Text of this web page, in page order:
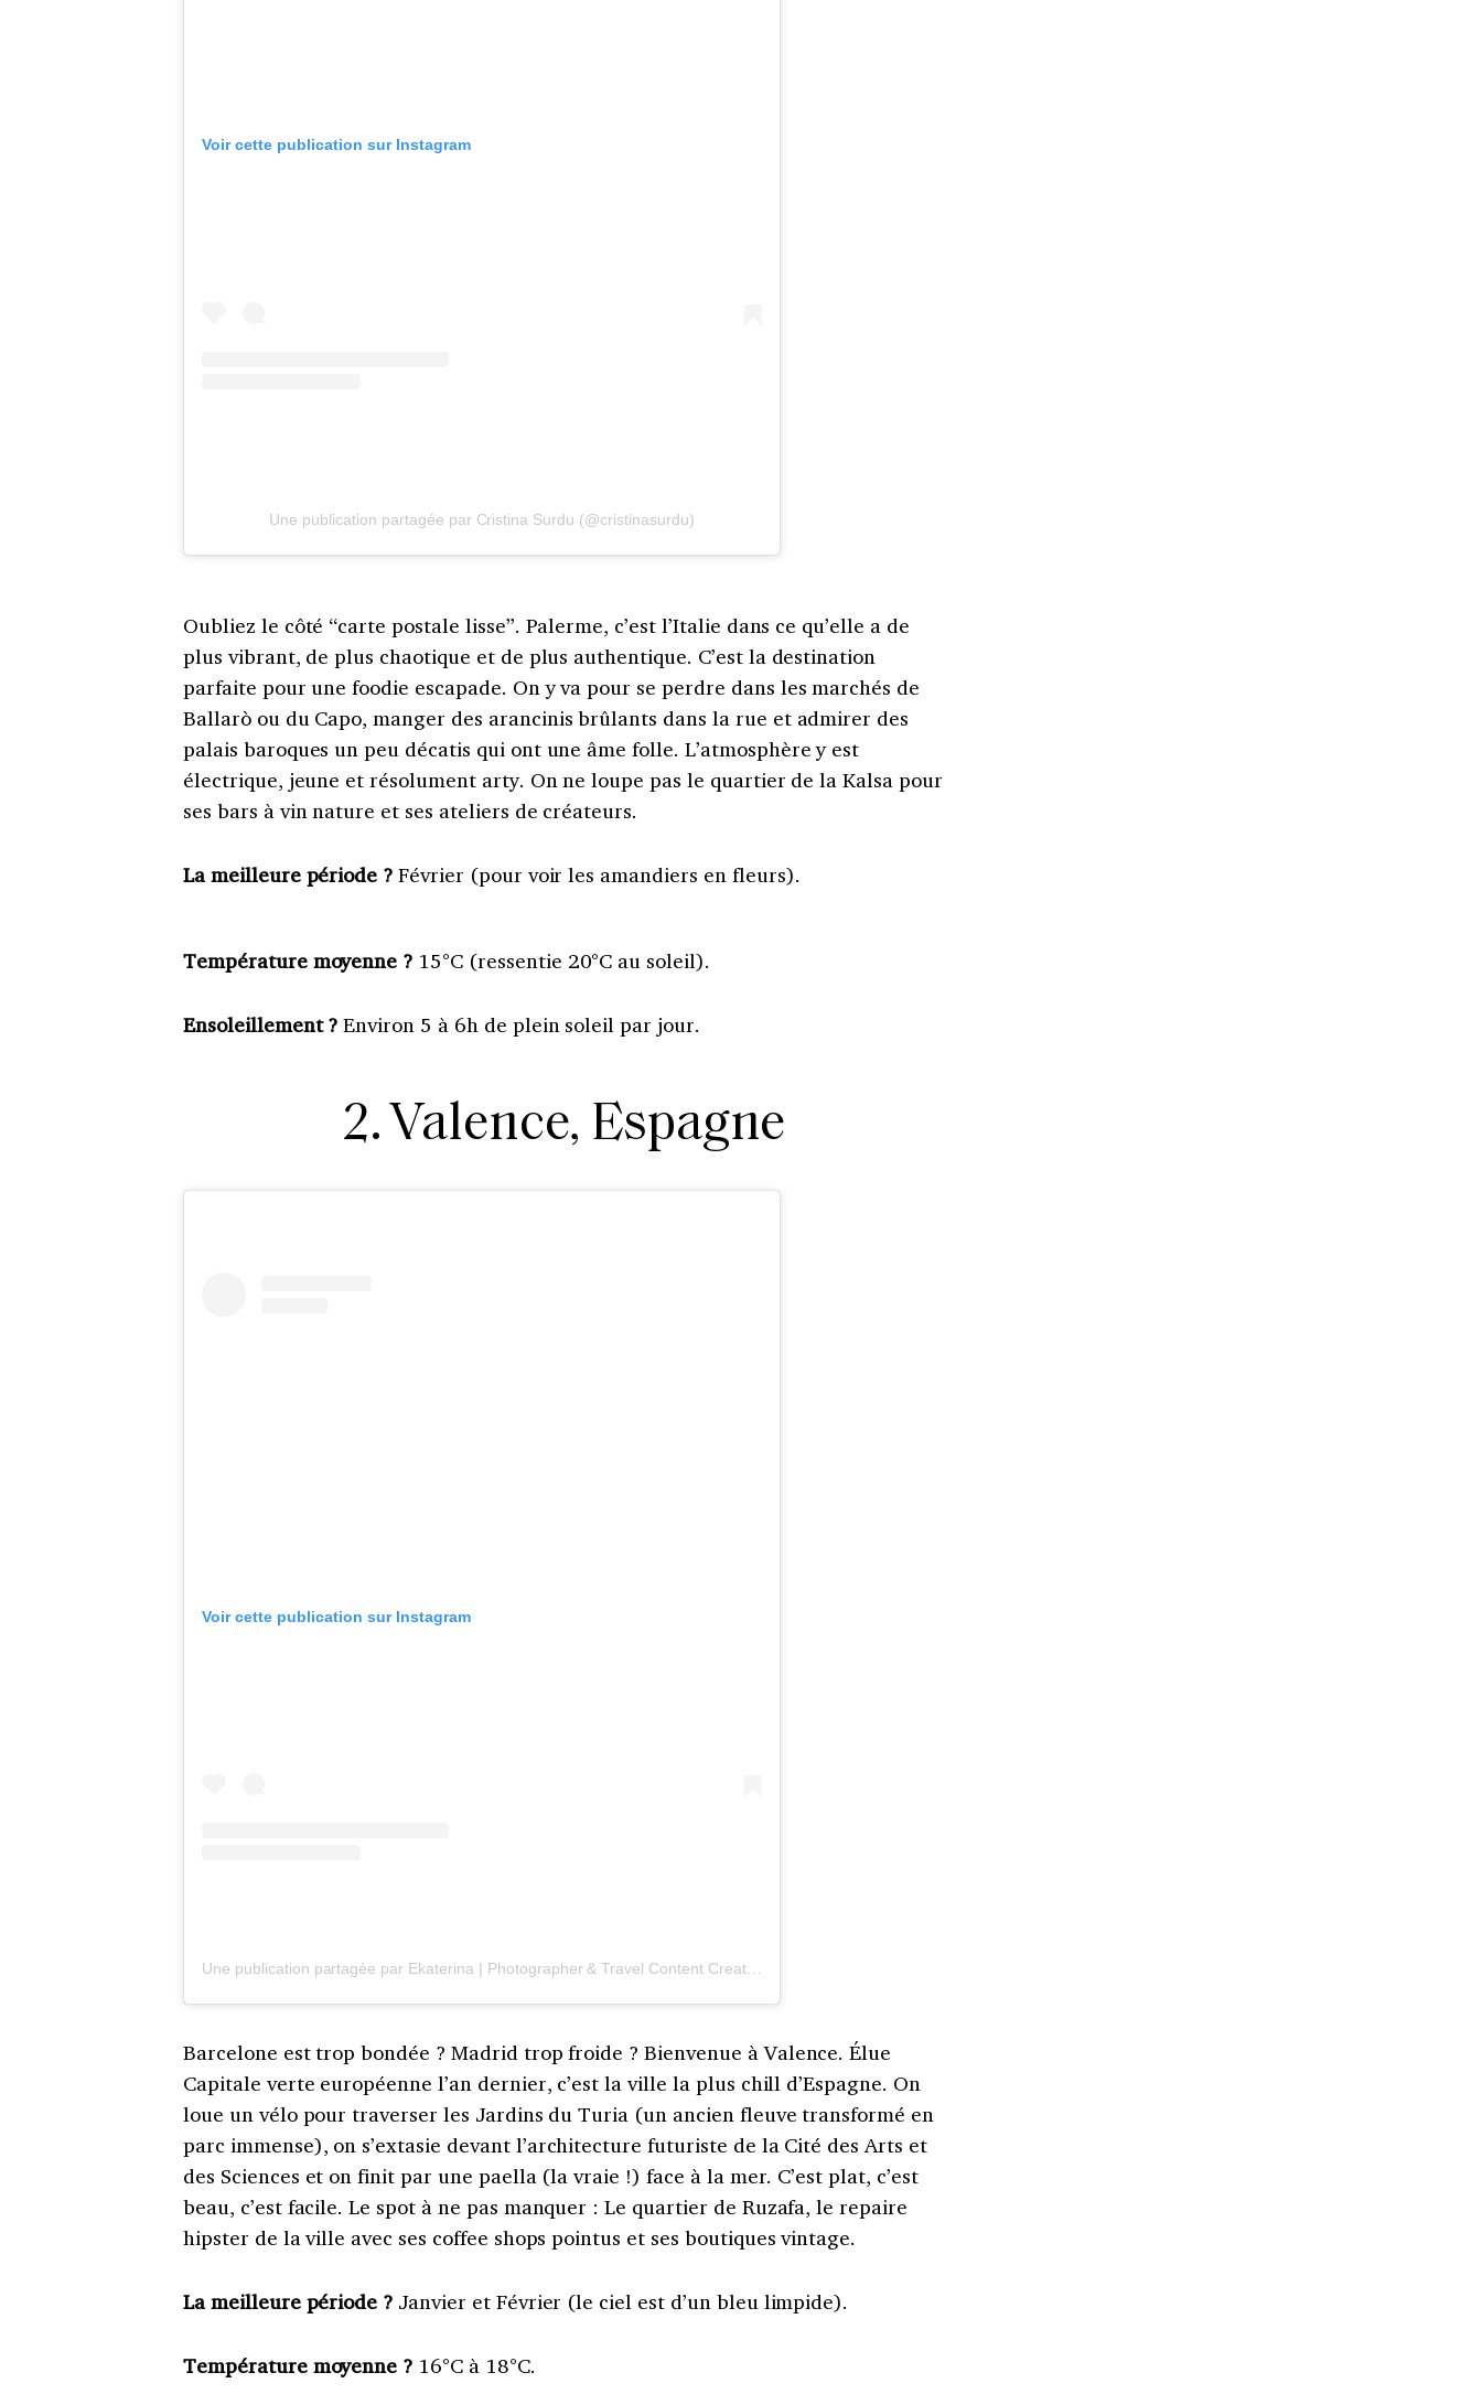
Voir cette publication sur Instagram
Une publication partagée par Cristina Surdu (@cristinasurdu)
Oubliez le côté “carte postale lisse”. Palerme, c’est l’Italie dans ce qu’elle a de
plus vibrant, de plus chaotique et de plus authentique. C’est la destination
parfaite pour une foodie escapade. On y va pour se perdre dans les marchés de
Ballarò ou du Capo, manger des arancinis brûlants dans la rue et admirer des
palais baroques un peu décatis qui ont une âme folle. L’atmosphère y est
électrique, jeune et résolument arty. On ne loupe pas le quartier de la Kalsa pour
ses bars à vin nature et ses ateliers de créateurs.
La meilleure période ? Février (pour voir les amandiers en fleurs).
Température moyenne ? 15°C (ressentie 20°C au soleil).
Ensoleillement ? Environ 5 à 6h de plein soleil par jour.
2. Valence, Espagne
Voir cette publication sur Instagram
Une publication partagée par Ekaterina | Photographer & Travel Content Creator (@travelandcityguide)
Barcelone est trop bondée ? Madrid trop froide ? Bienvenue à Valence. Élue
Capitale verte européenne l’an dernier, c’est la ville la plus chill d’Espagne. On
loue un vélo pour traverser les Jardins du Turia (un ancien fleuve transformé en
parc immense), on s’extasie devant l’architecture futuriste de la Cité des Arts et
des Sciences et on finit par une paella (la vraie !) face à la mer. C’est plat, c’est
beau, c’est facile. Le spot à ne pas manquer : Le quartier de Ruzafa, le repaire
hipster de la ville avec ses coffee shops pointus et ses boutiques vintage.
La meilleure période ? Janvier et Février (le ciel est d’un bleu limpide).
Température moyenne ? 16°C à 18°C.